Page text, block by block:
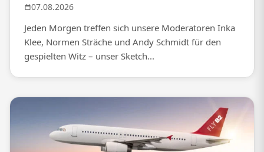
07.08.2026
Jeden Morgen treffen sich unsere Moderatoren Inka
Klee, Normen Sträche und Andy Schmidt für den
gespielten Witz – unser Sketch...